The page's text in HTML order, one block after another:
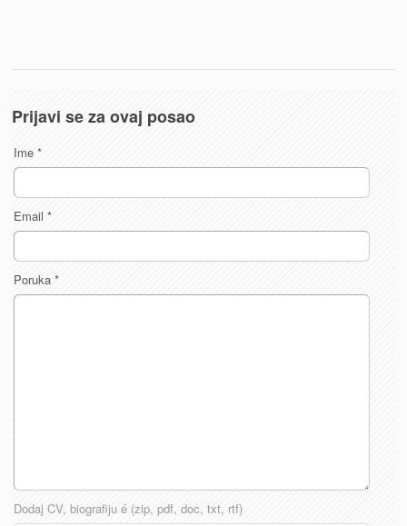
Prijavi se za ovaj posao
Ime*
Email*
Poruka*
Dodaj CV, biografiju é (zip, pdf, doc, txt, rtf)